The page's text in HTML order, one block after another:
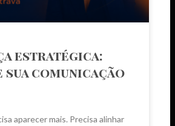
estratégica:
sua comunicação
aparecer mais. Precisa alinhar